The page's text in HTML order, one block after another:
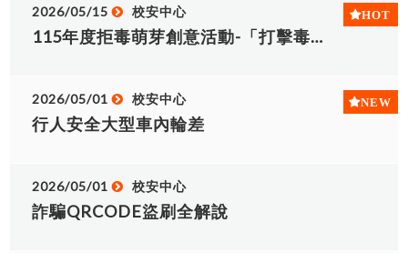
2026/05/15 校安中心
115年度拒毒萌芽創意活動-「打擊毒品」
2026/05/01 校安中心
行人安全大型車內輪差
2026/05/01 校安中心
詐騙QRCODE盜刷全解說